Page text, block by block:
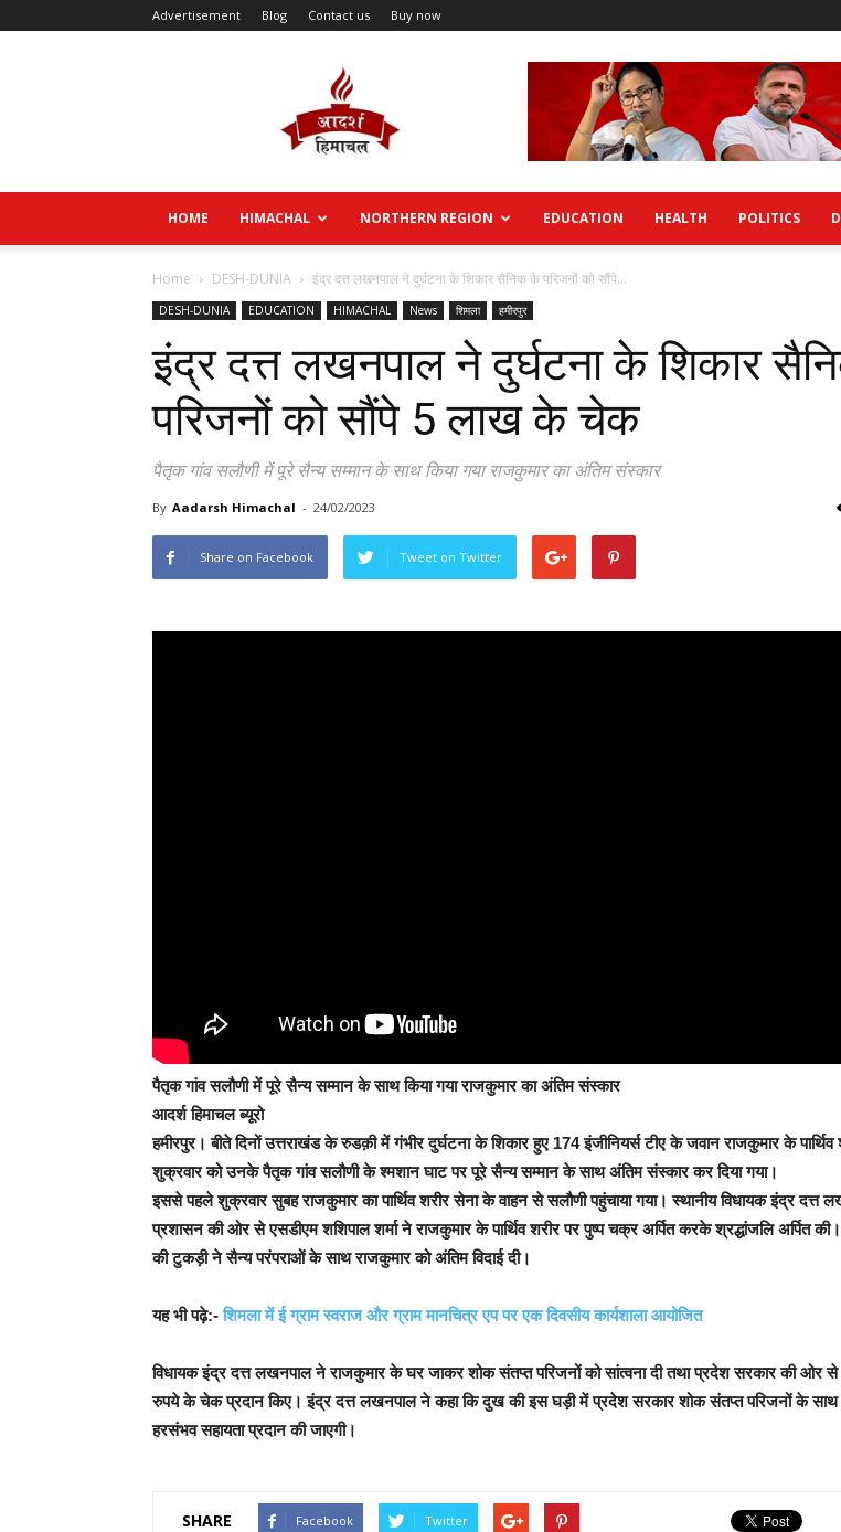
Advertisement Blog Contact us Buy now
HOME HIMACHAL NORTHERN REGION EDUCATION HEALTH POLITICS
Home DESH-DUNIA इंद्र दत्त लखनपाल ने दुर्घटना के शिकार सैनिक के परिजनों को सौंपे...
DESH-DUNIA EDUCATION HIMACHAL News शिमला हमीरपुर
इंद्र दत्त लखनपाल ने दुर्घटना के शिकार
परिजनों को सौंपे 5 लाख के चेक
पैतृक गांव सलौणी में पूरे सैन्य सम्मान के साथ किया गया राजकुमार का अंतिम संस्कार
By Aadarsh Himachal - 24/02/2023
Share on Facebook Tweet on Twitter
पैतृक गांव सलौणी में पूरे सैन्य सम्मान के साथ किया गया राजकुमार का अंतिम संस्कार
आदर्श हिमाचल ब्यूरो
हमीरपुर। बीते दिनों उत्तराखंड के रुडक़ी में गंभीर दुर्घटना के शिकार हुए 174 इंजीनियर्स टीए के जवान राजकुमार के पार्थिव
शुक्रवार को उनके पैतृक गांव सलौणी के श्मशान घाट पर पूरे सैन्य सम्मान के साथ अंतिम संस्कार कर दिया गया।
इससे पहले शुक्रवार सुबह राजकुमार का पार्थिव शरीर सेना के वाहन से सलौणी पहुंचाया गया। स्थानीय विधायक इंद्र दत्त
प्रशासन की ओर से एसडीएम शशिपाल शर्मा ने राजकुमार के पार्थिव शरीर पर पुष्प चक्र अर्पित करके श्रद्धांजलि अर्पित
की टुकड़ी ने सैन्य परंपराओं के साथ राजकुमार को अंतिम विदाई दी।
यह भी पढ़े:-शिमला में ई ग्राम स्वराज और ग्राम मानचित्र एप पर एक दिवसीय कार्यशाला आयोजित
विधायक इंद्र दत्त लखनपाल ने राजकुमार के घर जाकर शोक संतप्त परिजनों को सांत्वना दी तथा प्रदेश सरकार की ओर
रुपये के चेक प्रदान किए। इंद्र दत्त लखनपाल ने कहा कि दुख की इस घड़ी में प्रदेश सरकार शोक संतप्त परिजनों के
हरसंभव सहायता प्रदान की जाएगी।
SHARE Facebook Twitter